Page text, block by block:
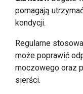
pomagają
kondycji.
Regularne
może poprawić
moczowego oraz
sierści.